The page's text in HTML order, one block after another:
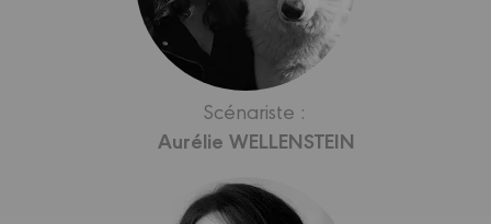
Scénariste :
Aurélie WELLENSTEIN